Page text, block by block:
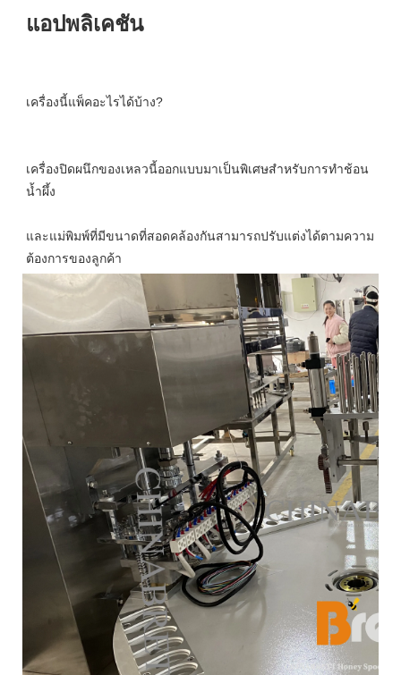
เครื่องปิดผนึกของเหลวนี้ออกแบบมาเป็นพิเศษสำหรับการทำช้อน
และแม่พิมพ์ที่มีขนาดที่สอดคล้องกันสามารถปรับแต่งได้ตามความ